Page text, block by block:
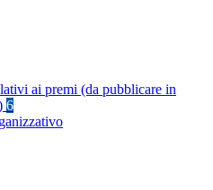
ai premi (da pubblicare in
6